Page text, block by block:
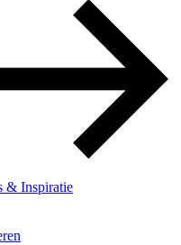
& Inspiratie